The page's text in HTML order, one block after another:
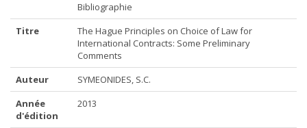
Bibliographie
Titre
The Hague Principles on Choice of Law for
International Contracts: Some Preliminary
Comments
Auteur
SYMEONIDES, S.C.
Année
d'édition
2013